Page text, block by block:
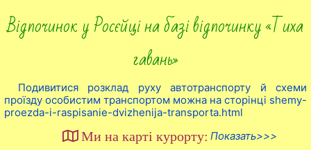
Відпочинок у Росєйці на базі відпочинку «Тиха
гавань»
Подивитися розклад руху автотранспорту й схеми
проїзду особистим транспортом можна на сторінці shemy-
proezda-i-raspisanie-dvizhenija-transporta.html
Ми на карті курорту: Показать>>>